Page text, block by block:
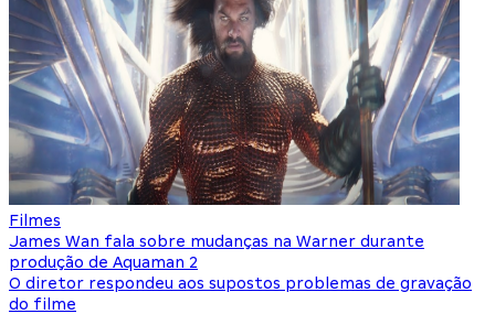
Filmes
James Wan fala sobre mudanças na Warner durante
produção de Aquaman 2
O diretor respondeu aos supostos problemas de gravação
do filme